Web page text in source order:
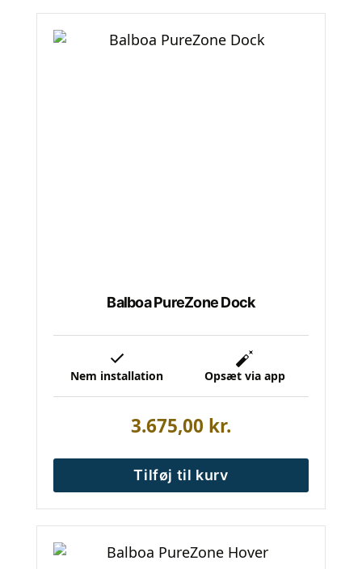
Balboa PureZone Dock
Nem installation Opsæt via app
3.675,00 kr.
Tilføj til kurv